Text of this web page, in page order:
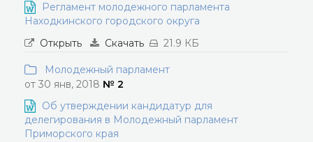
Регламент молодежного парламента
Находкинского городского округа
Открыть
Скачать 21.9 КБ
Молодежный парламент
от 30 янв, 2018 № 2
Об утверждении кандидатур для
делегирования в Молодежный парламент
Приморского края